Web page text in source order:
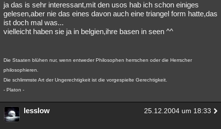
ja das is sehr interessant,mit den usos hab ich schon einiges
gelesen,aber nie das eines davon auch eine triangel form hatte,das
ist doch mal was...
vielleicht haben sie ja in belgien,ihre basen in seen ^^
Die Staaten blühen nur, wenn entweder Philosophen herrschen oder die Herrscher
philosophieren.
Die schlimmste Art der Ungerechtigkeit ist die vorgespielte Gerechtigkeit.
- Platon -
lesslow 25.12.2004 um 18:33